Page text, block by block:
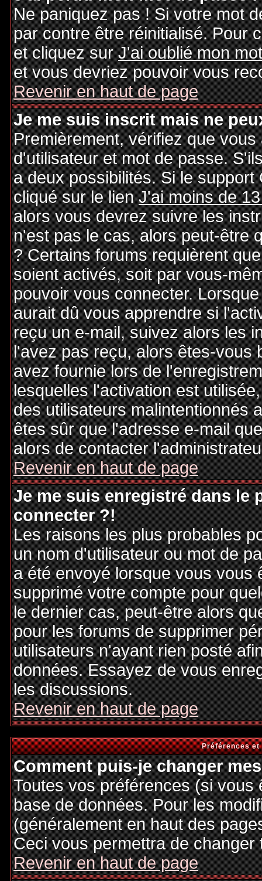
Ne paniquez pas ! Si votre mot
par contre être réinitialisé. Pour
et cliquez surJ'ai oublié mon
et vous devriez pouvoir vous
Revenir en haut de page
Je me suis inscrit mais ne
Premièrement, vérifiez que
d'utilisateur et mot de passe.
a deux possibilités. Si le
cliqué sur le lienJ'ai moins de
alors vous devrez suivre les
n'est pas le cas, alors peut-être
? Certains forums requièrent
soient activés, soit par vous-
pouvoir vous connecter.
aurait dû vous apprendre si
reçu un e-mail, suivez alors les
l'avez pas reçu, alors êtes-vous
avez fournie lors de
lesquelles l'activation est
des utilisateurs malintentionnés
êtes sûr que l'adresse e-mail
alors de contacter
Revenir en haut de page
Je me suis enregistré dans le
connecter ?!
Les raisons les plus probables
un nom d'utilisateur ou mot de
a été envoyé lorsque vous vous
supprimé votre compte pour
le dernier cas, peut-être alors
pour les forums de supprimer
utilisateurs n'ayant rien posté
données. Essayez de vous
les discussions.
Revenir en haut de page
Préférences
Comment puis-je changer
Toutes vos préférences (si
base de données. Pour les
(généralement en haut des
Ceci vous permettra de
Revenir en haut de page